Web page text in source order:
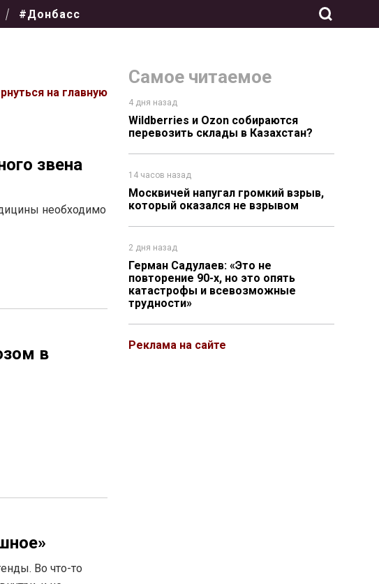
#Донбасс
на главную
звена
необходимо
в
Во что-то
Самое читаемое
4 дня назад
Wildberries и Ozon собираются
перевозить склады в Казахстан?
14 часов назад
Москвичей напугал громкий взрыв,
который оказался не взрывом
2 дня назад
Герман Садулаев: «Это не
повторение 90-х, но это опять
катастрофы и всевозможные
трудности»
Реклама на сайте